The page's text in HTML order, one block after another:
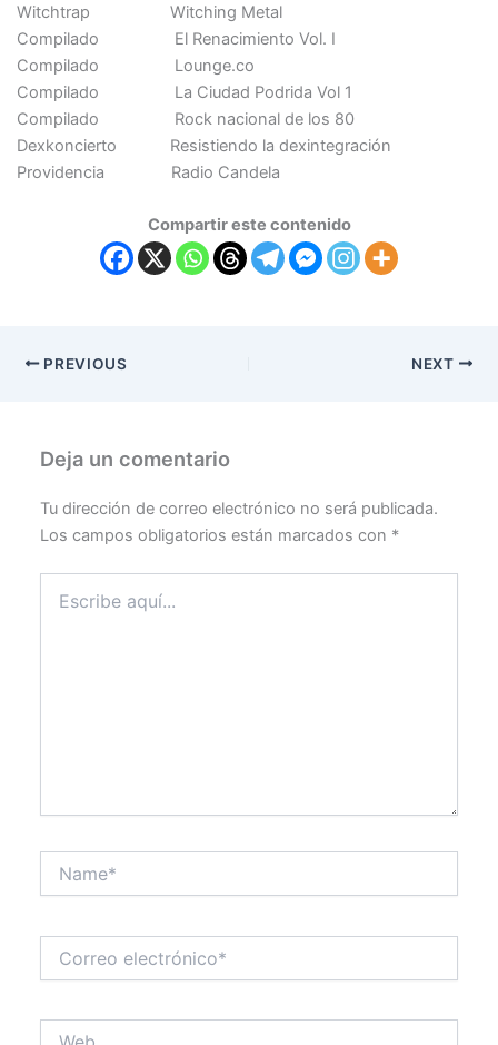
Witchtrap Witching Metal
Compilado El Renacimiento Vol. I
Compilado Lounge.co
Compilado La Ciudad Podrida Vol 1
Compilado Rock nacional de los 80
Dexkoncierto Resistiendo la dexintegración
Providencia Radio Candela
Compartir este contenido
PREVIOUS NEXT
Deja un comentario
Tu dirección de correo electrónico no será publicada.
Los campos obligatorios están marcados con *
aquí...
electrónico*